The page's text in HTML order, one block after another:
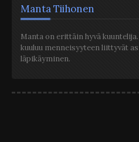
Manta Tiihonen
Manta on erittäin hyvä
kuuluu menneisyyteen liittyvät
läpikäyminen.